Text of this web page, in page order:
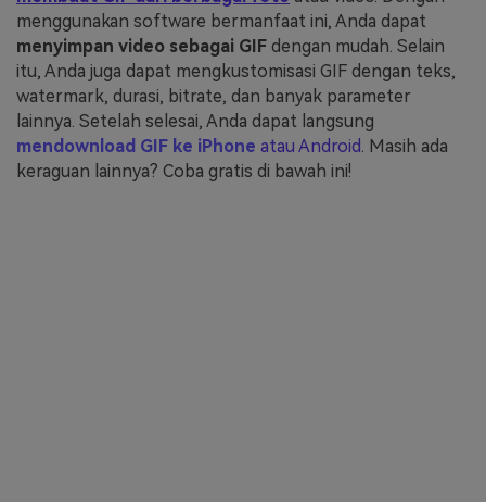
menggunakan software bermanfaat ini, Anda dapat
menyimpan video sebagai GIF dengan mudah. Selain
itu, Anda juga dapat mengkustomisasi GIF dengan teks,
watermark, durasi, bitrate, dan banyak parameter
lainnya. Setelah selesai, Anda dapat langsung
mendownload GIF ke iPhone atau Android. Masih ada
keraguan lainnya? Coba gratis di bawah ini!